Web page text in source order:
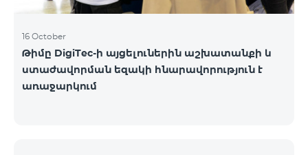
16 October
Թիմը DigiTec-ի այցելուներին աշխատանքի և
ստաժավորման եզակի հնարավորություն է
առաջարկում